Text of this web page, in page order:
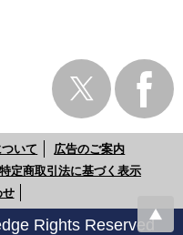
いて
広告のご案内
特定商取引法に基づく表示
せ
Rights Reserved